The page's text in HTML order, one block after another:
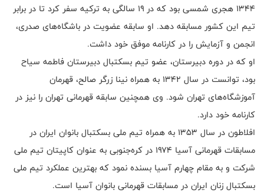
۱۳۴۴ هجری شمسی بود که در ۱۹ سالگی به ترکیه سفر کرد تا در برابر
تیم این کشور مسابقه دهد. او سابقه عضویت در باشگاه‌های صدری،
انجمن و آزمایش را در کارنامه موفق خود داشت.
او که در دوره دبیرستان، عضو تیم بسکتبال دبیرستان فاطمه سیاح
بود، توانست در سال ۱۳۴۲ به همراه نینا زرگر صالح، قهرمان
آموزشگاه‌های تهران شود. وی همچنین سابقه قهرمانی تهران را نیز در
کارنامه خود دارد.
افلاطون در سال ۱۳۵۳ به همراه تیم ملی بسکتبال بانوان ایران در
مسابقات قهرمانی آسیا ۱۹۷۴ در کره‌جنوبی به عنوان کاپیتان تیم ملی
شرکت و به مقام چهارم آسیا بسنده نمود که بهترین عملکرد تیم ملی
بسکتبال زنان ایران در مسابقات قهرمانی بانوان آسیا است.